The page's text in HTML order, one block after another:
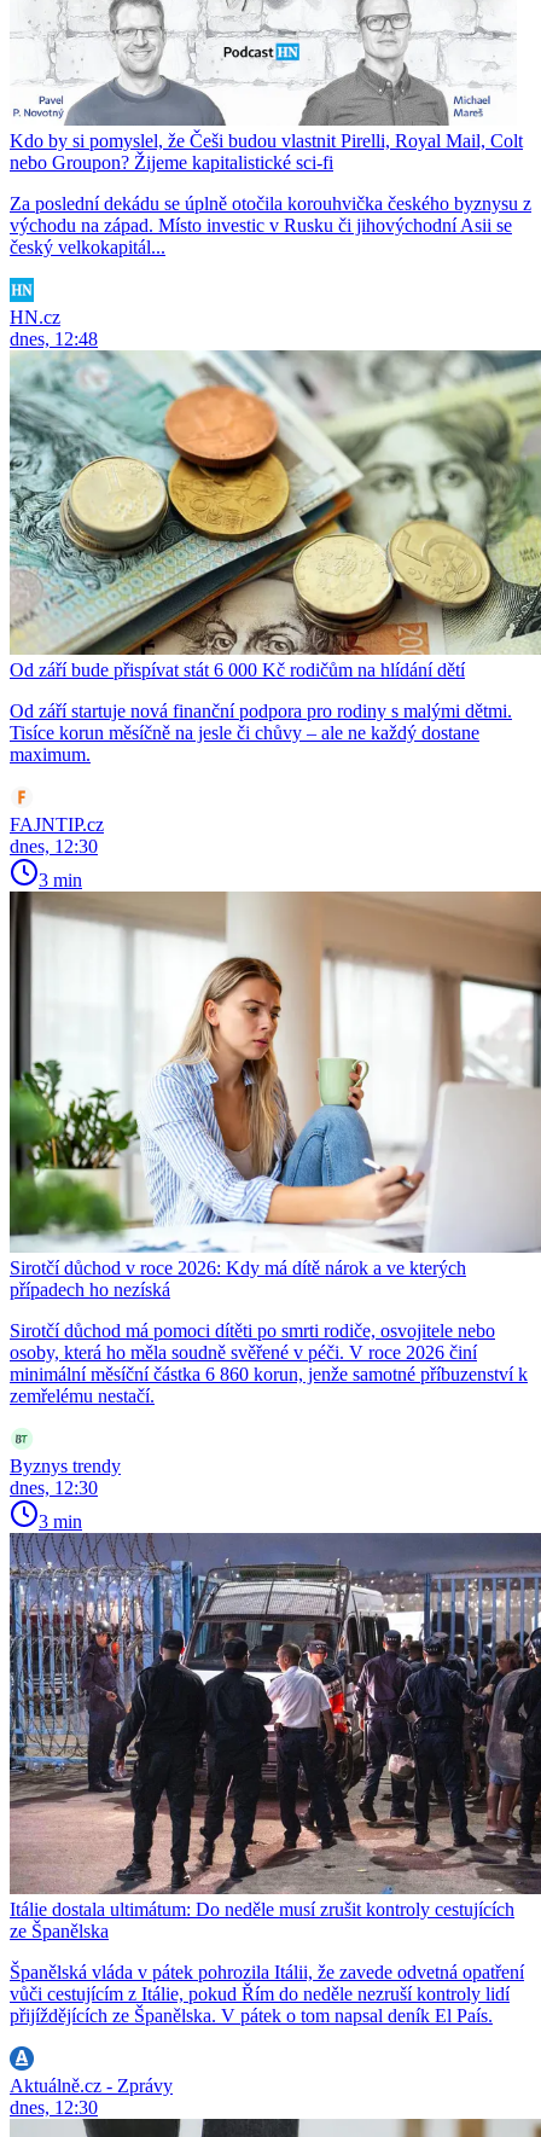
Kdo by si pomyslel, že Češi budou vlastnit Pirelli, Royal Mail, Colt
nebo Groupon? Žijeme kapitalistické sci-fi
Za poslední dekádu se úplně otočila korouhvička českého byznysu z
východu na západ. Místo investic v Rusku či jihovýchodní Asii se
český velkokapitál...
HN.cz
dnes, 12:48
Od září bude přispívat stát 6 000 Kč rodičům na hlídání dětí
Od září startuje nová finanční podpora pro rodiny s malými dětmi.
Tisíce korun měsíčně na jesle či chůvy – ale ne každý dostane
maximum.
FAJNTIP.cz
dnes, 12:30
3 min
Sirotčí důchod v roce 2026: Kdy má dítě nárok a ve kterých
případech ho nezíská
Sirotčí důchod má pomoci dítěti po smrti rodiče, osvojitele nebo
osoby, která ho měla soudně svěřené v péči. V roce 2026 činí
minimální měsíční částka 6 860 korun, jenže samotné příbuzenství k
zemřelému nestačí.
Byznys trendy
dnes, 12:30
3 min
Itálie dostala ultimátum: Do neděle musí zrušit kontroly cestujících
ze Španělska
Španělská vláda v pátek pohrozila Itálii, že zavede odvetná opatření
vůči cestujícím z Itálie, pokud Řím do neděle nezruší kontroly lidí
přijíždějících ze Španělska. V pátek o tom napsal deník El País.
Aktuálně.cz - Zprávy
dnes, 12:30